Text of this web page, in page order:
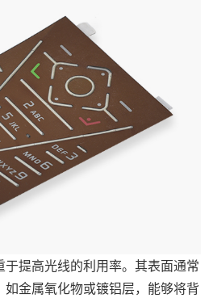
提高光线的利用率。其表面通常
金属氧化物或镀铝层，能够将背